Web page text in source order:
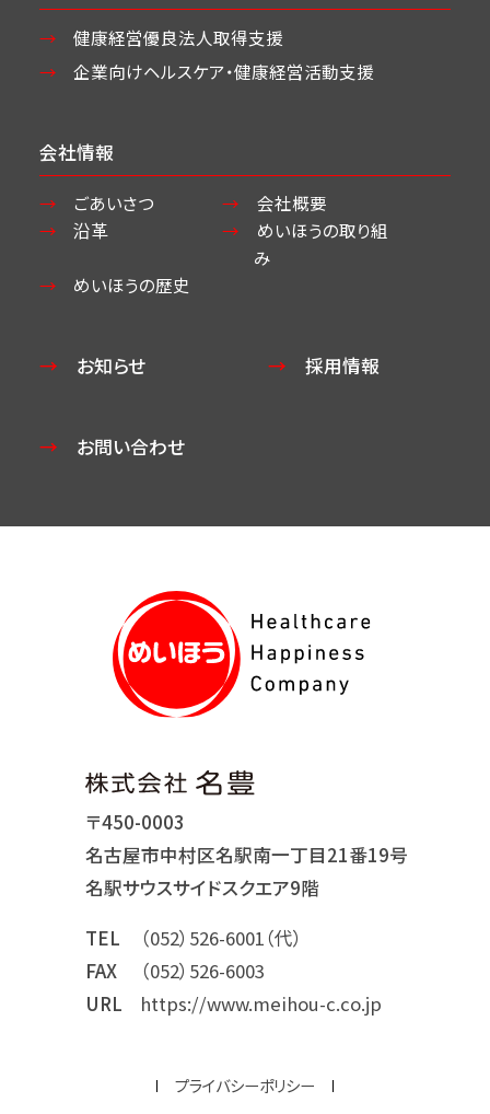
健康経営優良法人取得支援
企業向けヘルスケア・健康経営活動支援
会社情報
ごあいさつ
会社概要
沿革
めいほうの取り組
み
めいほうの歴史
お知らせ 採用情報
お問い合わせ
〒450-0003
名古屋市中村区名駅南一丁目21番19号
名駅サウスサイドスクエア9階
TEL
（052）526-6001（代）
FAX
（052）526-6003
URL
https://www.meihou-c.co.jp
プライバシーポリシー